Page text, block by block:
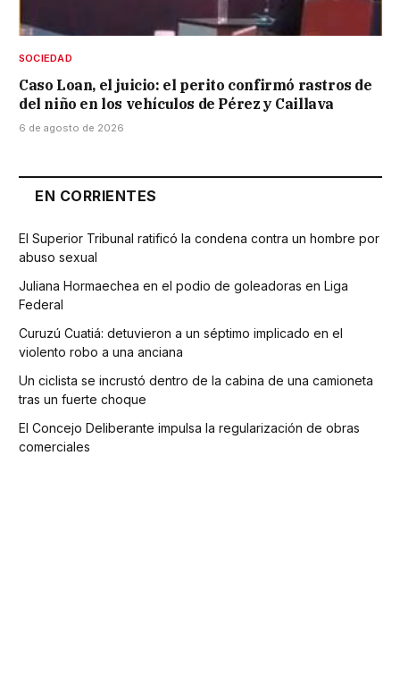
SOCIEDAD
Caso Loan, el juicio: el perito confirmó rastros de
del niño en los vehículos de Pérez y Caillava
6 de agosto de 2026
EN CORRIENTES
El Superior Tribunal ratificó la condena contra un hombre por
abuso sexual
Juliana Hormaechea en el podio de goleadoras en Liga
Federal
Curuzú Cuatiá: detuvieron a un séptimo implicado en el
violento robo a una anciana
Un ciclista se incrustó dentro de la cabina de una camioneta
tras un fuerte choque
El Concejo Deliberante impulsa la regularización de obras
comerciales